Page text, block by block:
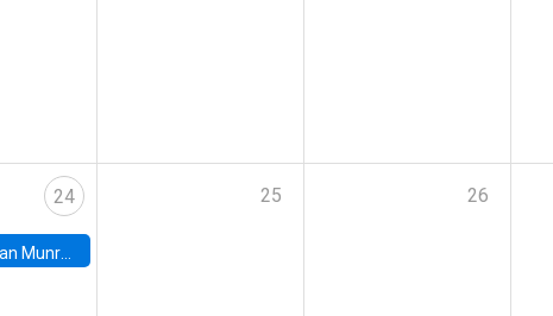
24
Assistant Professor in the Department of Statistics at UC Berkeley
25 26